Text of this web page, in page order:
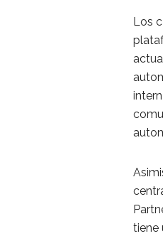
Los
tiene